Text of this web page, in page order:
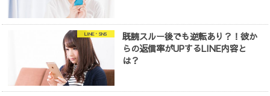
LINE・SNS
既読スルー後でも逆転あり？！彼か
らの返信率がUPするLINE内容と
は？